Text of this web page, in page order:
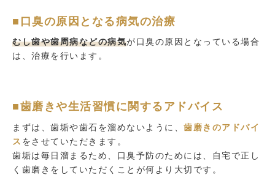
■口臭の原因となる病気の治療
むし歯や歯周病などの病気が口臭の原因となっている場合
は、治療を行います。
■歯磨きや生活習慣に関するアドバイス
まずは、歯垢や歯石を溜めないように、 歯磨きのアドバイ
ス をさせていただきます。
歯垢は毎日溜まるため、口臭予防のためには、自宅で正し
く歯磨きをしていただくことが何より大切です。